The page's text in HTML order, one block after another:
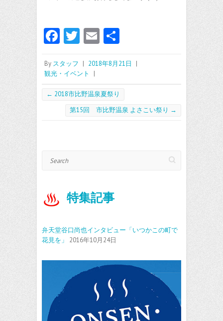
Fa
b
o
o
T
itt
er
E
ai
By スタッフ | 2018年8月21日
|
観光・イベント
|
← 2018市比野温泉夏祭り
第15回 市比野温泉 よさこい祭り →
特集記事
弁天堂谷口尚也インタビュー「いつかこの町で
花見を」
2016年10月24日